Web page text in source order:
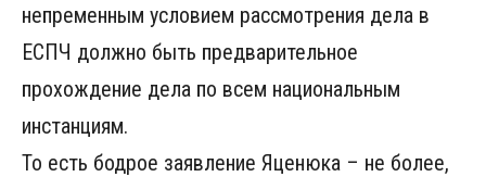
непременным условием рассмотрения дела в
ЕСПЧ должно быть предварительное
прохождение дела по всем национальным
инстанциям.
То есть бодрое заявление Яценюка – не более,